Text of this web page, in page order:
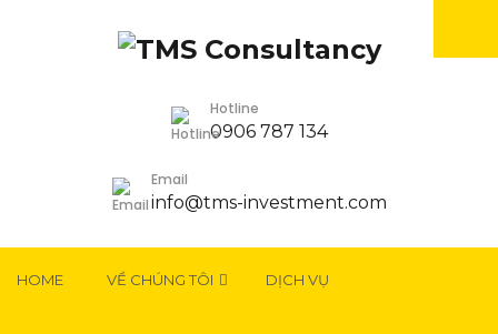
Hotline
0906 787 134
Email
info@tms-investment.com
HOME VỀ CHÚNG TÔI DỊCH VỤ